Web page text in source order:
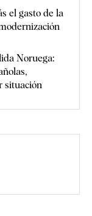
el gasto de la
Noruega:
situación